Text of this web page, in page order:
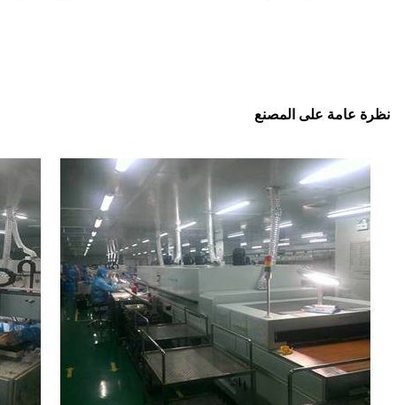
نظرة عامة على المصنع